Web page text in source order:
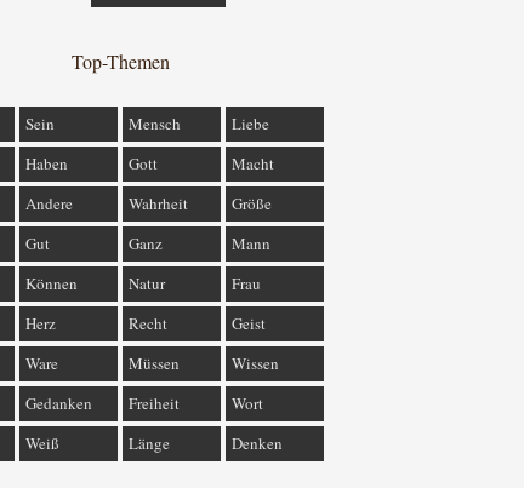
Top-Themen
Sein Mensch
Liebe
Haben Gott
Macht
Andere Wahrheit
Größe
Gut Ganz
Mann
Können Natur
Frau
Herz Recht
Geist
Ware Müssen
Wissen
Gedanken Freiheit
Wort
Weiß Länge Denken